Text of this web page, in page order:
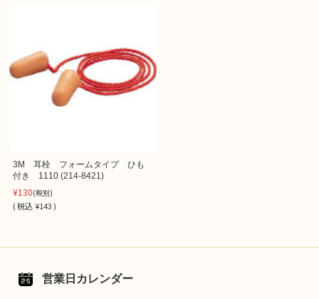
3M 耳栓 フォームタイプ ひも
付き 1110 (214-8421)
¥130(税別)
(税込¥143 )
営業日カレンダー